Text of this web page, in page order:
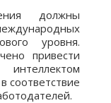
должны
уровня.
привести
соответствие